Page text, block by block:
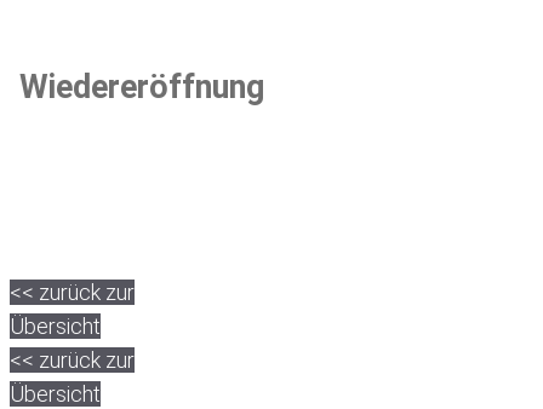
Wiedereröffnung
<< zurück zur
Übersicht
<< zurück zur
Übersicht